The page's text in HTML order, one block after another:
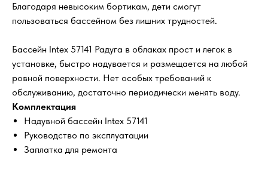
Благодаря невысоким бортикам, дети смогут
пользоваться бассейном без лишних трудностей.
Бассейн Intex 57141 Радуга в облаках прост и легок в
установке, быстро надувается и размещается на любой
ровной поверхности. Нет особых требований к
обслуживанию, достаточно периодически менять воду.
Комплектация
Надувной бассейн Intex 57141
Руководство по эксплуатации
Заплатка для ремонта